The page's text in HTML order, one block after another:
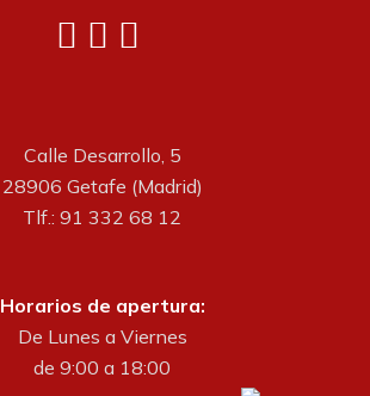
Calle Desarrollo, 5
28906 Getafe (Madrid)
Tlf.: 91 332 68 12
Horarios de apertura:
De Lunes a Viernes
de 9:00 a 18:00